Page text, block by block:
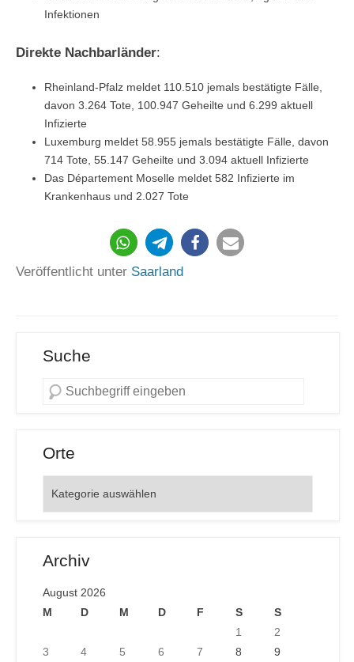
Infektionen
Direkte Nachbarländer:
Rheinland-Pfalz meldet 110.510 jemals bestätigte Fälle,
davon 3.264 Tote, 100.947 Geheilte und 6.299 aktuell
Infizierte
Luxemburg meldet 58.955 jemals bestätigte Fälle, davon
714 Tote, 55.147 Geheilte und 3.094 aktuell Infizierte
Das Département Moselle meldet 582 Infizierte im
Krankenhaus und 2.027 Tote
156
Veröffentlicht unter Saarland
Suche
Orte
Archiv
August 2026
M
D M D F S
S
1
2
3
4 5 6 7 8 9